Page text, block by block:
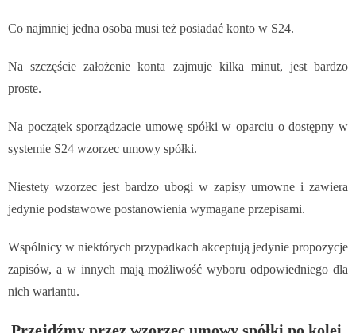
Co najmniej jedna osoba musi też posiadać konto w S24.
Na szczęście założenie konta zajmuje kilka minut, jest bardzo
proste.
Na początek sporządzacie umowę spółki w oparciu o dostępny w
systemie S24 wzorzec umowy spółki.
Niestety wzorzec jest bardzo ubogi w zapisy umowne i zawiera
jedynie podstawowe postanowienia wymagane przepisami.
Wspólnicy w niektórych przypadkach akceptują jedynie propozycje
zapisów, a w innych mają możliwość wyboru odpowiedniego dla
nich wariantu.